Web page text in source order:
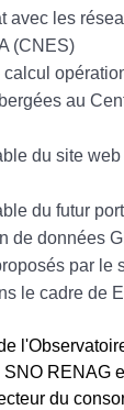
avec les
(CNES)
calcul
au
du site
du futur
de données
par le
le cadre de
RENAG
du